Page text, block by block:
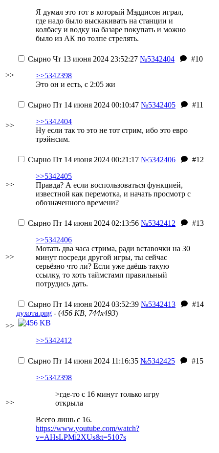
Я думал это тот в который Мэддисон играл,
где надо было выскакивать на станции и
колбасу и водку на базаре покупать и можно
было из АК по толпе стрелять.
>>
Сырно Чт 13 июня 2024 23:52:27 №5342404
#10
>>5342398
Это он и есть, с 2:05 жи
>>
Сырно Пт 14 июня 2024 00:10:47 №5342405
#11
>>5342404
Ну если так то это не тот стрим, ибо это евро
трэйнсим.
>>
Сырно Пт 14 июня 2024 00:21:17 №5342406
#12
>>5342405
Правда? А если воспользоваться функцией,
известной как перемотка, и начать просмотр с
обозначенного времени?
>>
Сырно Пт 14 июня 2024 02:13:56 №5342412
#13
>>5342406
Мотать два часа стрима, ради вставочки на 30
минут посреди другой игры, ты сейчас
серьёзно что ли? Если уже даёшь такую
ссылку, то хоть таймстамп правильный
потрудись дать.
>>
Сырно Пт 14 июня 2024 03:52:39 №5342413
#14
духота.png - (456 KB, 744x493)
>>5342412
>>
Сырно Пт 14 июня 2024 11:16:35 №5342425
#15
>>5342398
>где-то с 16 минут только игру
открыла
Всего лишь с 16.
https://www.youtube.com/watch?
v=AHsLPMi2XUs&t=5107s